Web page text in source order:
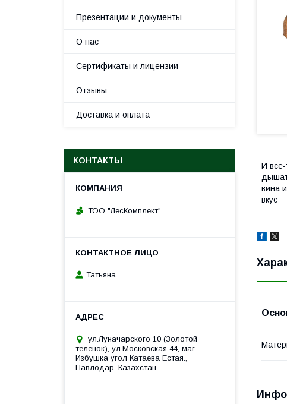
И
вина
вкус
Презентации и документы
О нас
Сертификаты и лицензии
Отзывы
Доставка и оплата
КОНТАКТЫ
ТОО "ЛесКомплект"
Татьяна
ул.Луначарского 10 (Золотой
теленок), ул.Московская 44, маг
Избушка угол Катаева Естая.,
Павлодар, Казахстан